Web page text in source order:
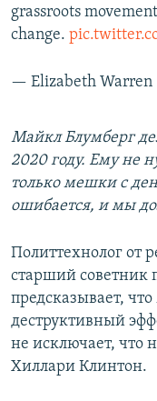
grassroots
change.
— Elizabeth Warren
Майкл Блумберг
2020 году. Ему не
только мешки с
ошибается, и мы
Политтехнолог от
старший советник
предсказывает,
деструктивный
не исключает, что
Хиллари Клинтон.